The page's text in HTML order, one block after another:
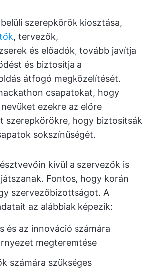
szerepkörök kiosztása,
, tervezők,
és előadók, tovább javítja
és biztosítja a
átfogó megközelítését.
csapatokat, hogy
ezekre az előre
szerepkörökre, hogy biztosítsák
sokszínűségét.
kívül a szervezők is
Fontos, hogy korán
szervezőbizottságot. A
az alábbiak képezik:
és az innováció számára
megteremtése
számára szükséges